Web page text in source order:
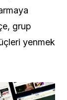
grup
yenmek